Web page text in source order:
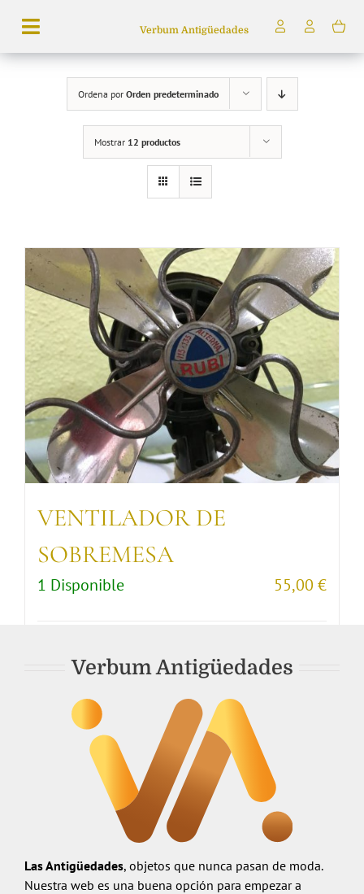
contenido
Toggle
Navigation
productos
Quiénes somos
Verbum Antigüedades
Ordena por Orden predeterminado
Mostrar 12 productos
VENTILADOR DE
SOBREMESA
1 Disponible 55,00 €
Verbum Antigüedades
Las Antigüedades, objetos que nunca pasan de moda.
Nuestra web es una buena opción para empezar a